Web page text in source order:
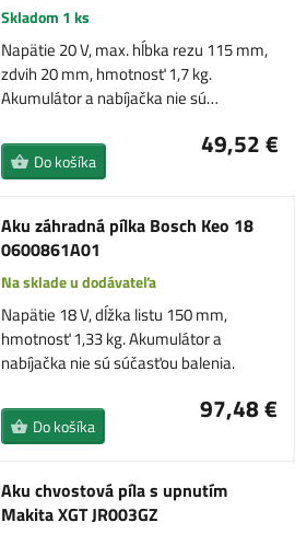
Skladom 1 ks
Napätie 20 V, max. hĺbka rezu 115 mm,
zdvih 20 mm, hmotnosť 1,7 kg.
Akumulátor a nabíjačka nie sú…
49,52 €
Do košíka
Aku záhradná pílka Bosch Keo 18
0600861A01
Na sklade u dodávateľa
Napätie 18 V, dĺžka listu 150 mm,
hmotnosť 1,33 kg. Akumulátor a
nabíjačka nie sú súčasťou balenia.
97,48 €
Do košíka
Aku chvostová píla s upnutím
Makita XGT JR003GZ